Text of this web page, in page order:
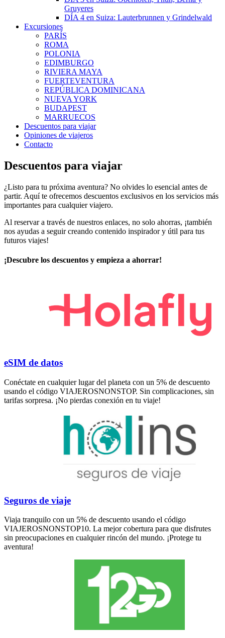
Gruyeres
DÍA 4 en Suiza: Lauterbrunnen y Grindelwald
Excursiones
PARÍS
ROMA
POLONIA
EDIMBURGO
RIVIERA MAYA
FUERTEVENTURA
REPÚBLICA DOMINICANA
NUEVA YORK
BUDAPEST
MARRUECOS
Descuentos para viajar
Opiniones de viajeros
Contacto
Descuentos para viajar
¿Listo para tu próxima aventura? No olvides lo esencial antes de
partir. Aquí te ofrecemos descuentos exclusivos en los servicios más
importantes para cualquier viajero.
Al reservar a través de nuestros enlaces, no solo ahorras, ¡también
nos ayudas a seguir creando contenido inspirador y útil para tus
futuros viajes!
¡Descubre los descuentos y empieza a ahorrar!
eSIM de datos
Conéctate en cualquier lugar del planeta con un 5% de descuento
usando el código VIAJEROSNONSTOP. Sin complicaciones, sin
tarifas sorpresa. ¡No pierdas conexión en tu viaje!
Seguros de viaje
Viaja tranquilo con un 5% de descuento usando el código
VIAJEROSNONSTOP10. La mejor cobertura para que disfrutes
sin preocupaciones en cualquier rincón del mundo. ¡Protege tu
aventura!